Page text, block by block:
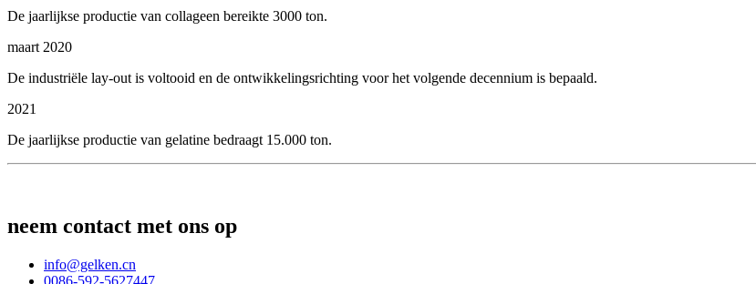
De jaarlijkse productie van collageen bereikte 3000 ton.
maart 2020
De industriële lay-out is voltooid en de ontwikkelingsrichting voor het volgende decennium is bepaald.
2021
De jaarlijkse productie van gelatine bedraagt ​​15.000 ton.
neem contact met ons op
info@gelken.cn
0086-592-5627447